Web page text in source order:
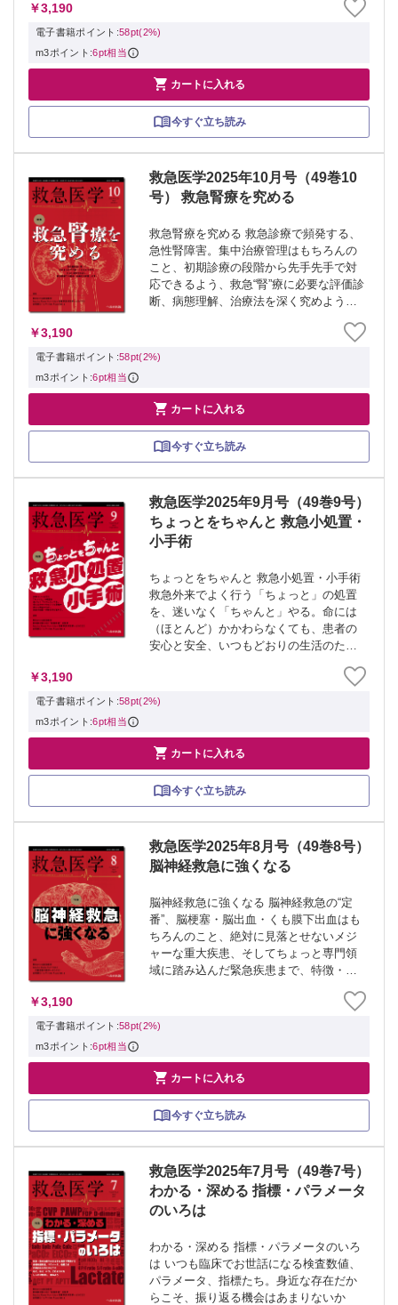
学」最新号・バックナンバーはこちら ≫
「救急医学」年間購読、受付中！ ※本製
￥3,190
電子書籍ポイント:58pt(2%)
m3ポイント:6pt相当
 カートに入れる
今すぐ立ち読み
救急医学2025年10月号（49巻10
号） 救急腎療を究める
救急腎療を究める 救急診療で頻発する、
急性腎障害。集中治療管理はもちろんの
こと、初期診療の段階から先手先手で対
応できるよう、救急“腎”療に必要な評価診
断、病態理解、治療法を深く究めよう。
はこちら ≫ 「救急医学」年間購読、受
付中！ ※本製品はPCでの閲覧も可能...
￥3,190
電子書籍ポイント:58pt(2%)
m3ポイント:6pt相当
 カートに入れる
今すぐ立ち読み
救急医学2025年9月号（49巻9号）
ちょっとをちゃんと 救急小処置・
小手術
ちょっとをちゃんと 救急小処置・小手術
救急外来でよく行う「ちょっと」の処置
を、迷いなく「ちゃんと」やる。命には
（ほとんど）かかわらなくても、患者の
安心と安全、いつもどおりの生活のため
≫ 「救急医学」最新号・バックナンバー
はこちら ≫ 「救急医学」年間購読、受
￥3,190
電子書籍ポイント:58pt(2%)
m3ポイント:6pt相当
 カートに入れる
今すぐ立ち読み
救急医学2025年8月号（49巻8号）
脳神経救急に強くなる
脳神経救急に強くなる 脳神経救急の“定
番”、脳梗塞・脳出血・くも膜下出血はも
ちろんのこと、絶対に見落とせないメジ
ャーな重大疾患、そしてちょっと専門領
域に踏み込んだ緊急疾患まで、特徴・診
に、広く深く、強くなる。 ≫ 「救急医
学」最新号・バックナンバーはこちら ≫
￥3,190
電子書籍ポイント:58pt(2%)
m3ポイント:6pt相当
 カートに入れる
今すぐ立ち読み
救急医学2025年7月号（49巻7号）
わかる・深める 指標・パラメータ
のいろは
わかる・深める 指標・パラメータのいろ
は いつも臨床でお世話になる検査数値、
パラメータ、指標たち。身近な存在だか
らこそ、振り返る機会はあまりないか